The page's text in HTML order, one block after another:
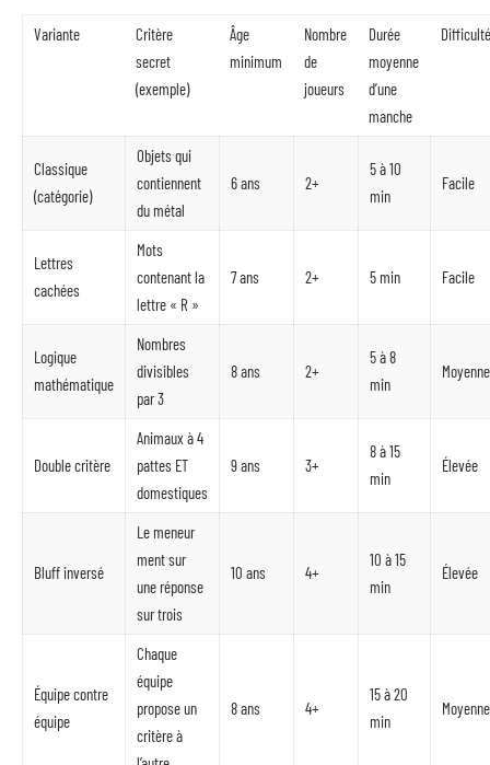
Variante
Critère
secret
(exemple)
Âge
minimum
Nombre
de
joueurs
Durée
moyenne
d’une
manche
Difficulté
Classique
(catégorie)
Objets qui
contiennent
du métal
6 ans 2+
5 à 10
min
Facile
Lettres
cachées
Mots
contenant la
lettre « R »
7 ans 2+ 5 min Facile
Logique
mathématique
Nombres
divisibles
par 3
8 ans 2+
5 à 8
min
Moyenne
Double critère
Animaux à 4
pattes ET
domestiques
9 ans 3+
8 à 15
min
Élevée
Bluff inversé
Le meneur
ment sur
une réponse
sur trois
10 ans 4+
10 à 15
min
Élevée
Équipe contre
équipe
Chaque
équipe
propose un
critère à
8 ans 4+
15 à 20
min
Moyenne